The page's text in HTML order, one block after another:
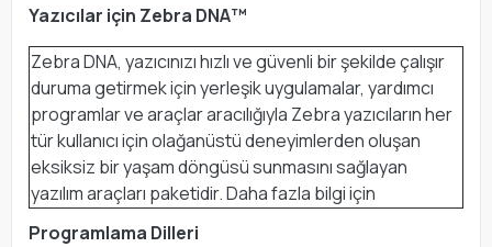
Yazıcılar için Zebra DNA™
Zebra DNA, yazıcınızı hızlı ve güvenli bir şekilde çalışır
duruma getirmek için yerleşik uygulamalar, yardımcı
programlar ve araçlar aracılığıyla Zebra yazıcıların her
tür kullanıcı için olağanüstü deneyimlerden oluşan
eksiksiz bir yaşam döngüsü sunmasını sağlayan
yazılım araçları paketidir. Daha fazla bilgi için
Programlama Dilleri